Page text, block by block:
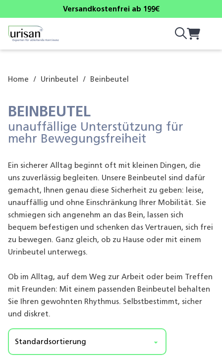
Versandkostenfrei ab 199€
Home / Urinbeutel / Beinbeutel
BEINBEUTEL
unauffällige Unterstützung für
mehr Bewegungsfreiheit
Ein sicherer Alltag beginnt oft mit kleinen Dingen, die
uns zuverlässig begleiten. Unsere Beinbeutel sind dafür
gemacht, Ihnen genau diese Sicherheit zu geben: leise,
unauffällig und ohne Einschränkung Ihrer Mobilität. Sie
schmiegen sich angenehm an das Bein, lassen sich
bequem befestigen und schenken das Vertrauen, sich frei
zu bewegen. Ganz gleich, ob zu Hause oder mit einem
Urinbeutel unterwegs.
Ob im Alltag, auf dem Weg zur Arbeit oder beim Treffen
mit Freunden: Mit einem passenden Beinbeutel behalten
Sie Ihren gewohnten Rhythmus. Selbstbestimmt, sicher
und diskret.